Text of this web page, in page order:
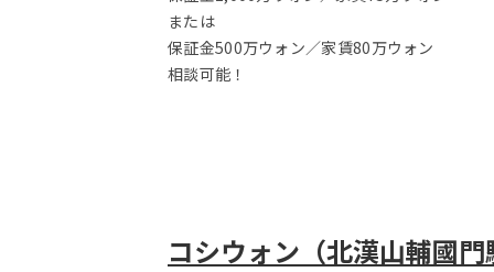
または
保証金500万ウォン／家賃80万ウォン
相談可能！
コシウォン（北漢山輔國